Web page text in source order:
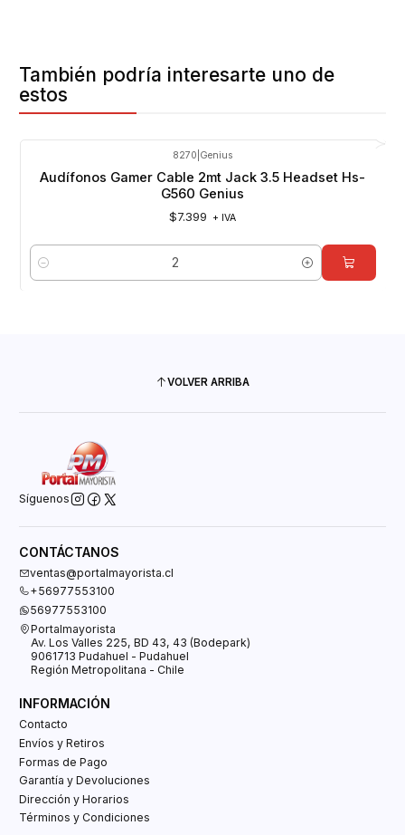
También podría interesarte uno de
estos
8270 Genius
Audífonos Gamer Cable 2mt Jack 3.5 Headset Hs-
G560 Genius
$7.399 + IVA
Cantidad
VOLVER ARRIBA
Síguenos
CONTÁCTANOS
ventas@portalmayorista.cl
+56977553100
56977553100
Portalmayorista
Av. Los Valles 225, BD 43, 43 (Bodepark)
9061713 Pudahuel - Pudahuel
Región Metropolitana - Chile
INFORMACIÓN
Contacto
Envíos y Retiros
Formas de Pago
Garantía y Devoluciones
Dirección y Horarios
Términos y Condiciones